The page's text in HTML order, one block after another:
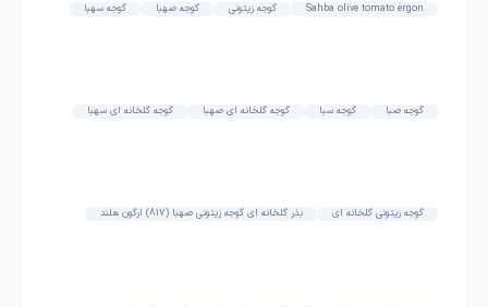
Sahba olive tomato ergon گوجه زیتونی گوجه صهبا گوجه سهبا
گوجه صبا گوجه سبا گوجه گلخانه ای صهبا گوجه گلخانه ای سهبا
گوجه زیتونی گلخانه ای بذر گلخانه ای گوجه زیتونی صهبا (817) ارگون هلند